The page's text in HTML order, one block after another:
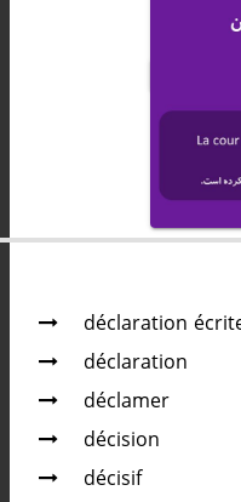
déclaration
déclaration
déclamer
décision
décisif